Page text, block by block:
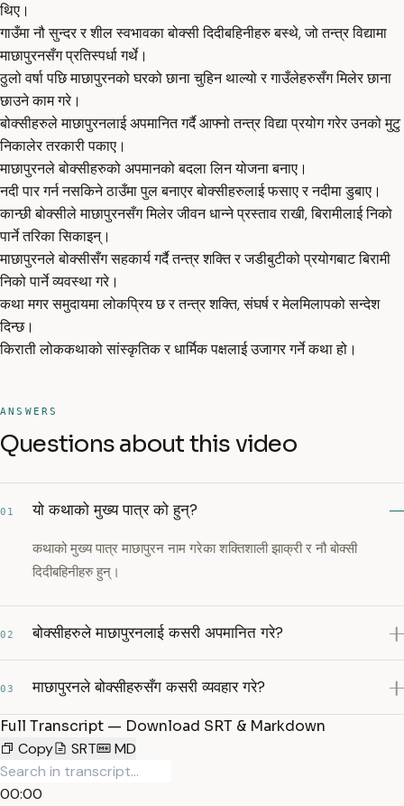
थिए।
गाउँमा नौ सुन्दर र शील स्वभावका बोक्सी दिदीबहिनीहरु बस्थे, जो तन्त्र विद्यामा
माछापुरनसँग प्रतिस्पर्धा गर्थे।
ठुलो वर्षा पछि माछापुरनको घरको छाना चुहिन थाल्यो र गाउँलेहरुसँग मिलेर छाना
छाउने काम गरे।
बोक्सीहरुले माछापुरनलाई अपमानित गर्दै आफ्नो तन्त्र विद्या प्रयोग गरेर उनको मुटु
निकालेर तरकारी पकाए।
माछापुरनले बोक्सीहरुको अपमानको बदला लिन योजना बनाए।
नदी पार गर्न नसकिने ठाउँमा पुल बनाएर बोक्सीहरुलाई फसाए र नदीमा डुबाए।
कान्छी बोक्सीले माछापुरनसँग मिलेर जीवन धान्ने प्रस्ताव राखी, बिरामीलाई निको
पार्ने तरिका सिकाइन्।
माछापुरनले बोक्सीसँग सहकार्य गर्दै तन्त्र शक्ति र जडीबुटीको प्रयोगबाट बिरामी
निको पार्ने व्यवस्था गरे।
कथा मगर समुदायमा लोकप्रिय छ र तन्त्र शक्ति, संघर्ष र मेलमिलापको सन्देश
दिन्छ।
किराती लोककथाको सांस्कृतिक र धार्मिक पक्षलाई उजागर गर्ने कथा हो।
ANSWERS
Questions about this video
01 यो कथाको मुख्य पात्र को हुन्?
कथाको मुख्य पात्र माछापुरन नाम गरेका शक्तिशाली झाक्री र नौ बोक्सी
दिदीबहिनीहरु हुन्।
02 बोक्सीहरुले माछापुरनलाई कसरी अपमानित गरे?
03 माछापुरनले बोक्सीहरुसँग कसरी व्यवहार गरे?
Full Transcript — Download SRT & Markdown
Copy
SRT MD
00:00